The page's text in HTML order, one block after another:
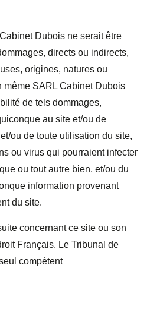
Dubois ne serait être
directs ou indirects,
origines, natures ou
SARL Cabinet Dubois
de tels dommages,
au site et/ou de
et/ou de toute utilisation du site,
ou virus qui pourraient infecter
ou tout autre bien, et/ou du
information provenant
du site.
concernant ce site ou son
Français. Le Tribunal de
compétent